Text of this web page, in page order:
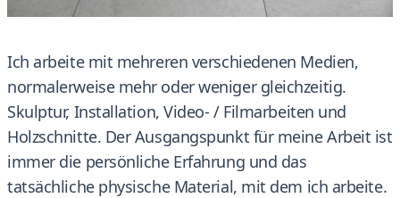
Ich arbeite mit mehreren verschiedenen Medien,
normalerweise mehr oder weniger gleichzeitig.
Skulptur, Installation, Video- / Filmarbeiten und
Holzschnitte. Der Ausgangspunkt für meine Arbeit ist
immer die persönliche Erfahrung und das
tatsächliche physische Material, mit dem ich arbeite.